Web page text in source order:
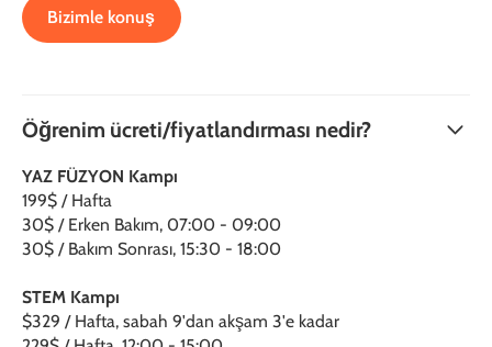
Bizimle konuş
Öğrenim ücreti/fiyatlandırması nedir?
YAZ FÜZYON Kampı
199$ / Hafta
30$ / Erken Bakım, 07:00 - 09:00
30$ / Bakım Sonrası, 15:30 - 18:00
STEM Kampı
$329 / Hafta, sabah 9'dan akşam 3'e kadar